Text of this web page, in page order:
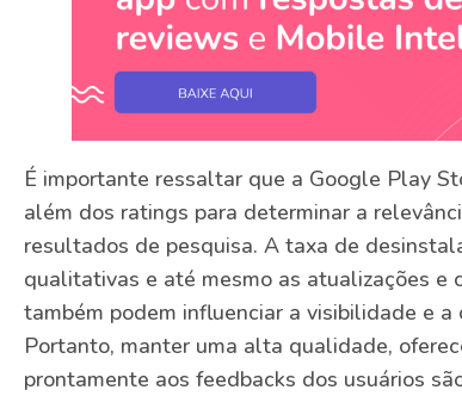
É importante ressaltar que a Google Play
além dos ratings para determinar a
resultados de pesquisa. A taxa de
qualitativas e até mesmo as atualizações e
também podem influenciar a visibilidade e
Portanto, manter uma alta qualidade,
prontamente aos feedbacks dos usuários